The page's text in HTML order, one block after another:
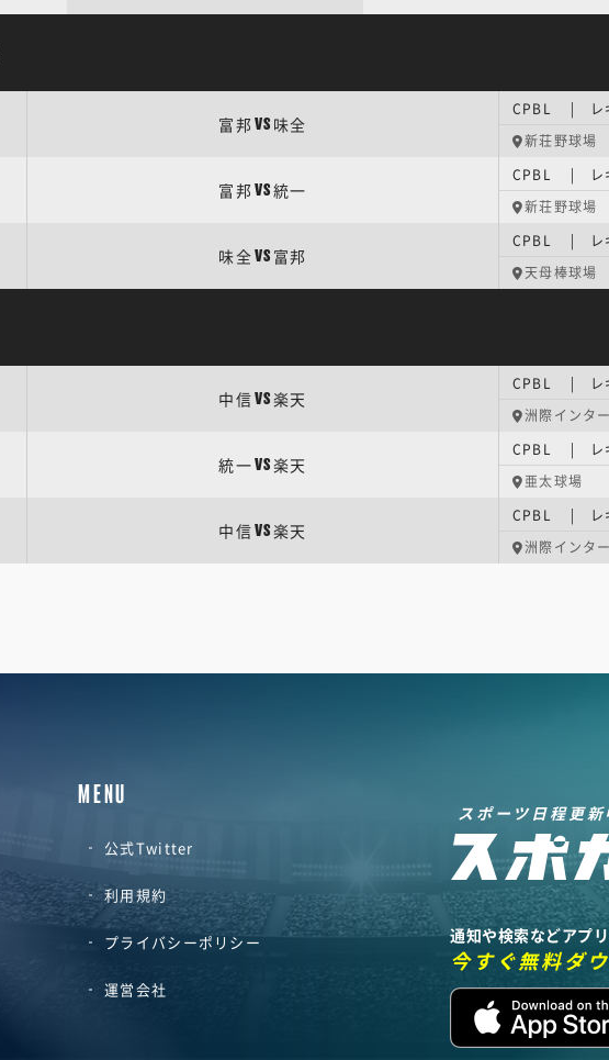
富邦 VS 味全
CPBL | レギ
新荘野球場
富邦 VS統一
CPBL | レギ
新荘野球場
味全VS 富邦
CPBL | レギ
天母棒球場
中信VS楽天
CPBL | レギ
洲際インタ
統一VS楽天
CPBL | レギ
亜太球場
中信VS楽天
CPBL | レギ
洲際インタ
MENU
公式Twitter
利用規約
プライバシーポリシー
運営会社
スポーツ日程更新
通知や検索などアプ
今すぐ無料ダ